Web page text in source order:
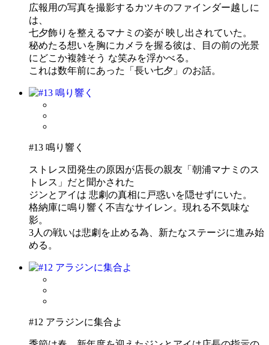
広報用の写真を撮影するカツキのファインダー越しに
は、
七夕飾りを整えるマナミの姿が 映し出されていた。
秘めたる想いを胸にカメラを握る彼は、目の前の光景
にどこか複雑そう な笑みを浮かべる。
これは数年前にあった「長い七夕」のお話。
#13 鳴り響く
ストレス団発生の原因が店長の親友「朝浦マナミのス
トレス」だと聞かされた
ジンとアイは 悲劇の真相に戸惑いを隠せずにいた。
格納庫に鳴り響く不吉なサイレン。現れる不気味な
影。
3人の戦いは悲劇を止める為、新たなステージに進み始
める。
#12 アラジンに集合よ